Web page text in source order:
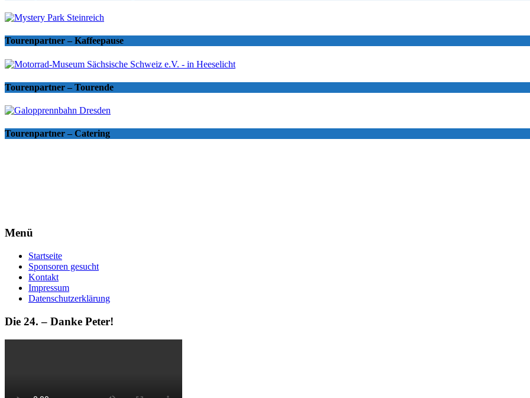
Tourenpartner – Kaffeepause
Tourenpartner – Tourende
Tourenpartner – Catering
Menü
Startseite
Sponsoren gesucht
Kontakt
Impressum
Datenschutzerklärung
Die 24. – Danke Peter!